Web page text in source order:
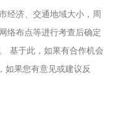
经济、交通地域大小，周
络布点等进行考查后确定
基于此，如果有合作机会
如果您有意见或建议反